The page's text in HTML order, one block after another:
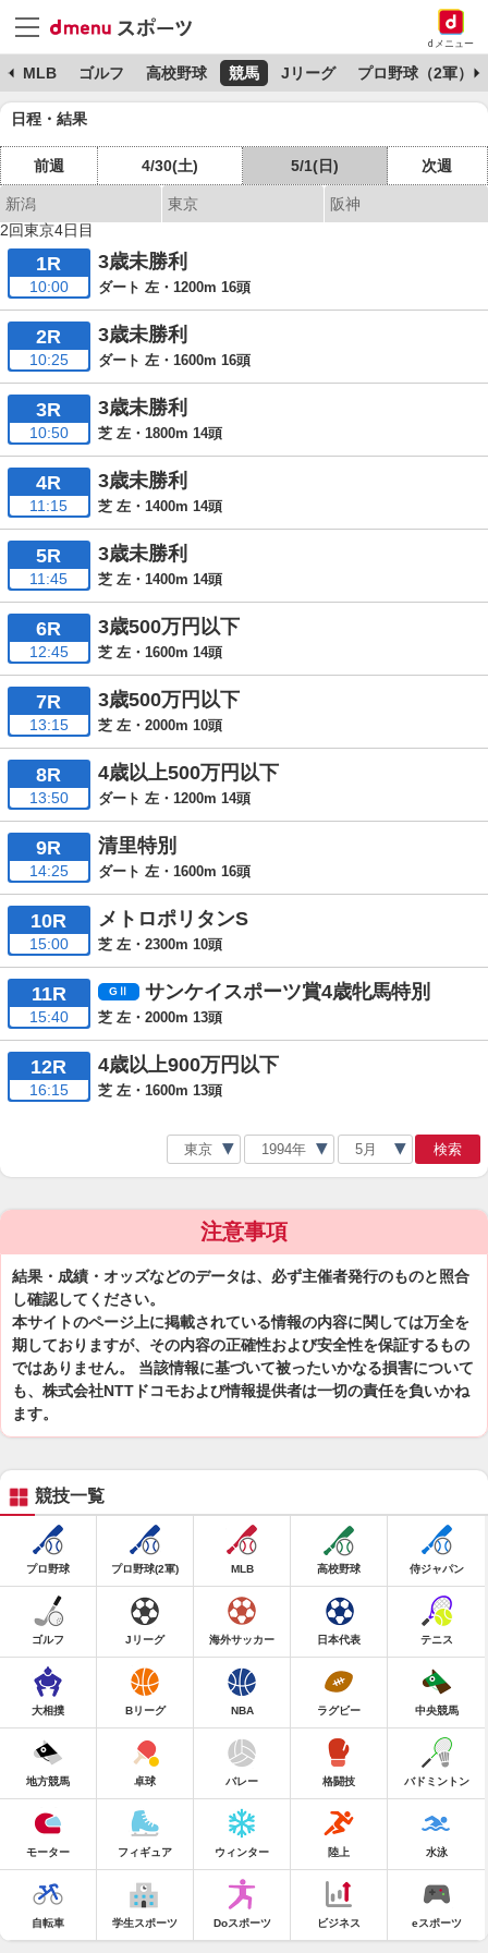
dメニュー
MLB ゴルフ 高校野球 競馬 Jリーグ プロ野球（2軍）
日程・結果
前週 4/30(土) 5/1(日) 次週
新潟 東京
阪神
2回東京4日目
1R
10:00
3歳未勝利
ダート 左・1200m 16頭
2R
10:25
3歳未勝利
ダート 左・1600m 16頭
3R
10:50
3歳未勝利
芝 左・1800m 14頭
4R
11:15
3歳未勝利
芝 左・1400m 14頭
5R
11:45
3歳未勝利
芝 左・1400m 14頭
6R
12:45
3歳500万円以下
芝 左・1600m 14頭
7R
13:15
3歳500万円以下
芝 左・2000m 10頭
8R
13:50
4歳以上500万円以下
ダート 左・1200m 14頭
9R
14:25
清里特別
ダート 左・1600m 16頭
10R
15:00
メトロポリタンS
芝 左・2300m 10頭
11R
15:40
サンケイスポーツ賞4歳牝馬特別
芝 左・2000m 13頭
12R
16:15
4歳以上900万円以下
芝 左・1600m 13頭
検索
注意事項
結果・成績・オッズなどのデータは、必ず主催者発行のものと照合
し確認してください。
本サイトのページ上に掲載されている情報の内容に関しては万全を
期しておりますが、その内容の正確性および安全性を保証するもの
ではありません。 当該情報に基づいて被ったいかなる損害について
も、株式会社NTTドコモおよび情報提供者は一切の責任を負いかね
ます。
競技一覧
プロ野球 プロ野球(2軍) MLB 高校野球 侍ジャパン
ゴルフ Jリーグ 海外サッカー 日本代表 テニス
大相撲 Bリーグ NBA ラグビー 中央競馬
地方競馬 卓球 バレー 格闘技 バドミントン
モーター フィギュア ウィンター 陸上 水泳
自転車 学生スポーツ Doスポーツ ビジネス eスポーツ